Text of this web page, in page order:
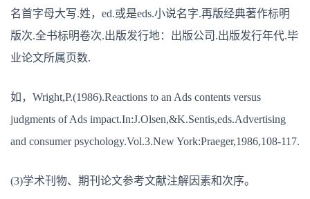
名首字母大写.姓，ed.或是eds.小说名字.再版经典著作标明
版次.全书标明卷次.出版发行地：出版公司.出版发行年代.毕
业论文所属页数.
如，Wright,P.(1986).Reactions to an Ads contents versus
judgments of Ads impact.In:J.Olsen,&K.Sentis,eds.Advertising
and consumer psychology.Vol.3.New York:Praeger,1986,108-117.
(3)学术刊物、期刊论文参考文献注解因素和次序。